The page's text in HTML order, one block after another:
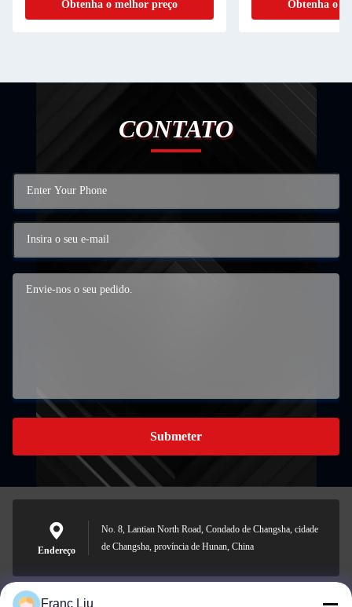
Obtenha o melhor preço Obtenha o
CONTATO
Submeter
Endereço
No. 8, Lantian North Road, Condado de Changsha, cidade
de Changsha, província de Hunan, China
Franc Liu